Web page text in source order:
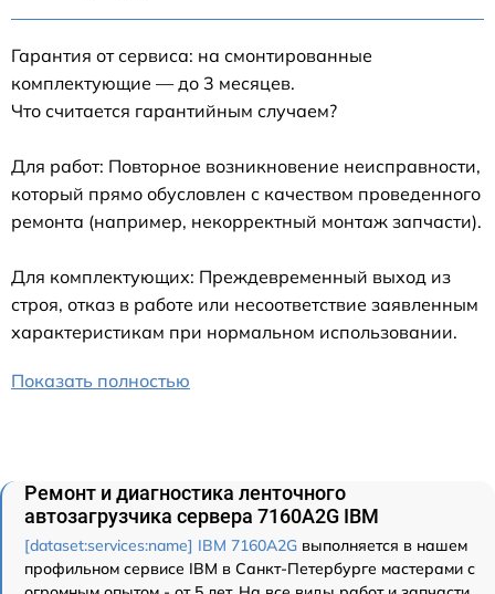
Гарантия от сервиса: на смонтированные
комплектующие — до 3 месяцев.
Что считается гарантийным случаем?
Для работ: Повторное возникновение неисправности,
который прямо обусловлен с качеством проведенного
ремонта (например, некорректный монтаж запчасти).
Для комплектующих: Преждевременный выход из
строя, отказ в работе или несоответствие заявленным
характеристикам при нормальном использовании.
Показать полностью
Ремонт и диагностика ленточного
автозагрузчика сервера 7160A2G IBM
[dataset:services:name] IBM 7160A2G выполняется в нашем
профильном сервисе IBM в Санкт-Петербурге мастерами с